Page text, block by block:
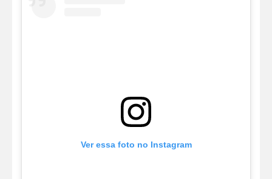
Ver essa foto no Instagram